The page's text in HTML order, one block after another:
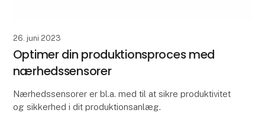
26. juni 2023
Optimer din produktionsproces med
nærhedssensorer
Nærhedssensorer er bl.a. med til at sikre produktivitet
og sikkerhed i dit produktionsanlæg.